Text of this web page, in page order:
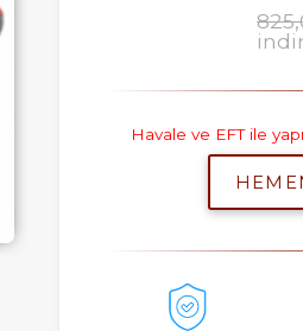
Havale ve EFT ile